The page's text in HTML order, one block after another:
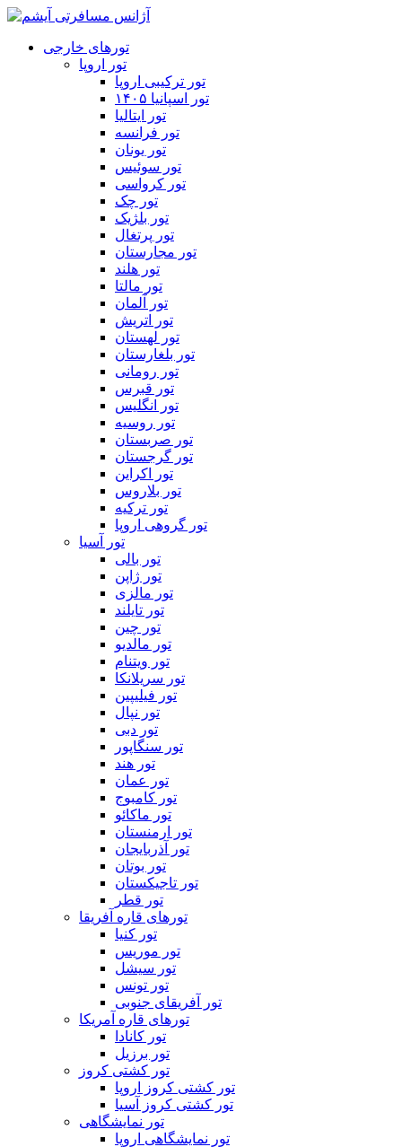
تورهای خارجی
تور اروپا
تور ترکیبی اروپا
تور اسپانیا ۱۴۰۵
تور ایتالیا
تور فرانسه
تور یونان
تور سوئیس
تور کرواسی
تور چک
تور بلژیک
تور پرتغال
تور مجارستان
تور هلند
تور مالتا
تور آلمان
تور اتریش
تور لهستان
تور بلغارستان
تور رومانی
تور قبرس
تور انگلیس
تور روسیه
تور صربستان
تور گرجستان
تور اکراین
تور بلاروس
تور ترکیه
تور گروهی اروپا
تور آسیا
تور بالی
تور ژاپن
تور مالزی
تور تایلند
تور چین
تور مالدیو
تور ویتنام
تور سریلانکا
تور فیلیپین
تور نپال
تور دبی
تور سنگاپور
تور هند
تور عمان
تور کامبوج
تور ماکائو
تور ارمنستان
تور آذربایجان
تور بوتان
تور تاجیکستان
تور قطر
تورهای قاره آفریقا
تور کنیا
تور موریس
تور سیشل
تور تونس
تور آفریقای جنوبی
تورهای قاره آمریکا
تور کانادا
تور برزیل
تور کشتی کروز
تور کشتی کروز اروپا
تور کشتی کروز آسیا
تور نمایشگاهی
تور نمایشگاهی اروپا